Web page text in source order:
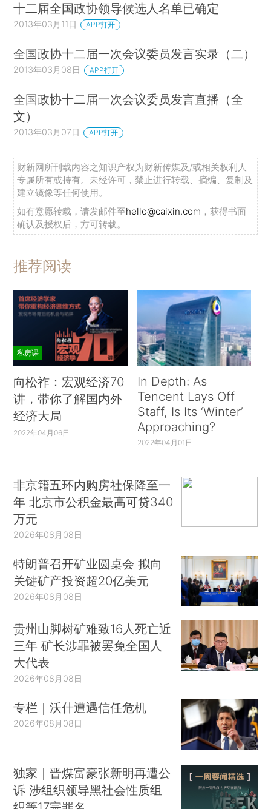
十二届全国政协领导候选人名单已确定
2013年03月11日 APP打开
全国政协十二届一次会议委员发言实录（二）
2013年03月08日 APP打开
全国政协十二届一次会议委员发言直播（全
文）
2013年03月07日 APP打开
财新网所刊载内容之知识产权为财新传媒及/或相关权利人
专属所有或持有。未经许可，禁止进行转载、摘编、复制及
建立镜像等任何使用。
如有意愿转载，请发邮件至hello@caixin.com ，获得书面
确认及授权后，方可转载。
推荐阅读
私房课
向松祚：宏观经济70
讲，带你了解国内外
经济大局
2022年04月06日
In Depth: As
Tencent Lays Off
Staff, Is Its ‘Winter’
Approaching?
2022年04月01日
非京籍五环内购房社保降至一
年 北京市公积金最高可贷340
万元
2026年08月08日
特朗普召开矿业圆桌会 拟向
关键矿产投资超20亿美元
2026年08月08日
贵州山脚树矿难致16人死亡近
三年 矿长涉罪被罢免全国人
大代表
2026年08月08日
专栏｜沃什遭遇信任危机
2026年08月08日
独家｜晋煤富豪张新明再遭公
诉 涉组织领导黑社会性质组